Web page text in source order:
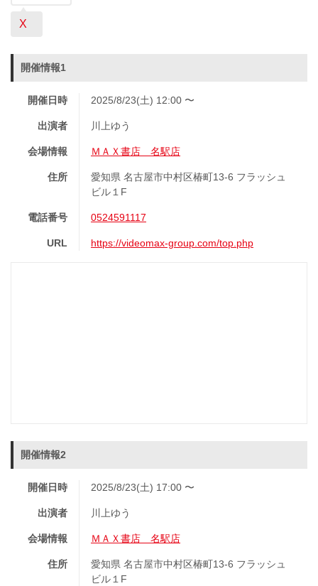
X
開催情報1
開催日時 2025/8/23(土) 12:00 〜
出演者 川上ゆう
会場情報 ＭＡＸ書店 名駅店
住所
愛知県 名古屋市中村区椿町13-6 フラッシュ
ビル１F
電話番号 0524591117
URL https://videomax-group.com/top.php
開催情報2
開催日時 2025/8/23(土) 17:00 〜
出演者 川上ゆう
会場情報 ＭＡＸ書店 名駅店
住所
愛知県 名古屋市中村区椿町13-6 フラッシュ
ビル１F